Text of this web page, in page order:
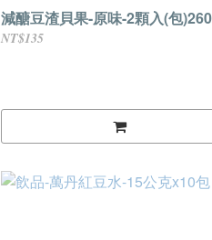
減醣豆渣貝果-原味-2顆入(包
NT$135